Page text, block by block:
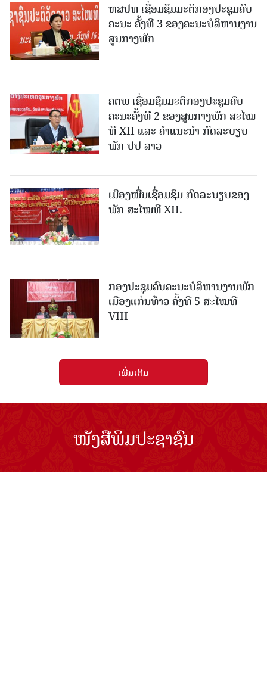
ຫສປທ ເຊື່ອມຊຶມມະຕິກອງປະຊຸມຄົບ
ຄະນະ ຄັ້ງທີ 3 ຂອງຄະນະບໍລິຫານງານ
ສູນກາງພັກ
ຄຕພ ເຊື່ອມຊຶມມະຕິກອງປະຊຸມຄົບ
ຄະນະຄັ້ງທີ 2 ຂອງສູນກາງພັກ ສະໄໝ
ທີ XII ແລະ ຄໍາແນະນໍາ ກົດລະບຽບ
ພັກ ປປ ລາວ
ເມືອງ​ໝື່ນເຊື່ອມຊຶມ ກົດລະບຽບຂອງ
ພັກ ສະໄໝທີ XII.
ກອງປະຊຸມຄົບຄະນະບໍລິຫານງານພັກ
ເມືອງແກ່ນ​ທ້າວ ຄັ້ງທີ 5 ສະໄໝທີ
VIII
ເພີ່ມເຕີມ
ໜັງສືພິມປະຊາຊົນ